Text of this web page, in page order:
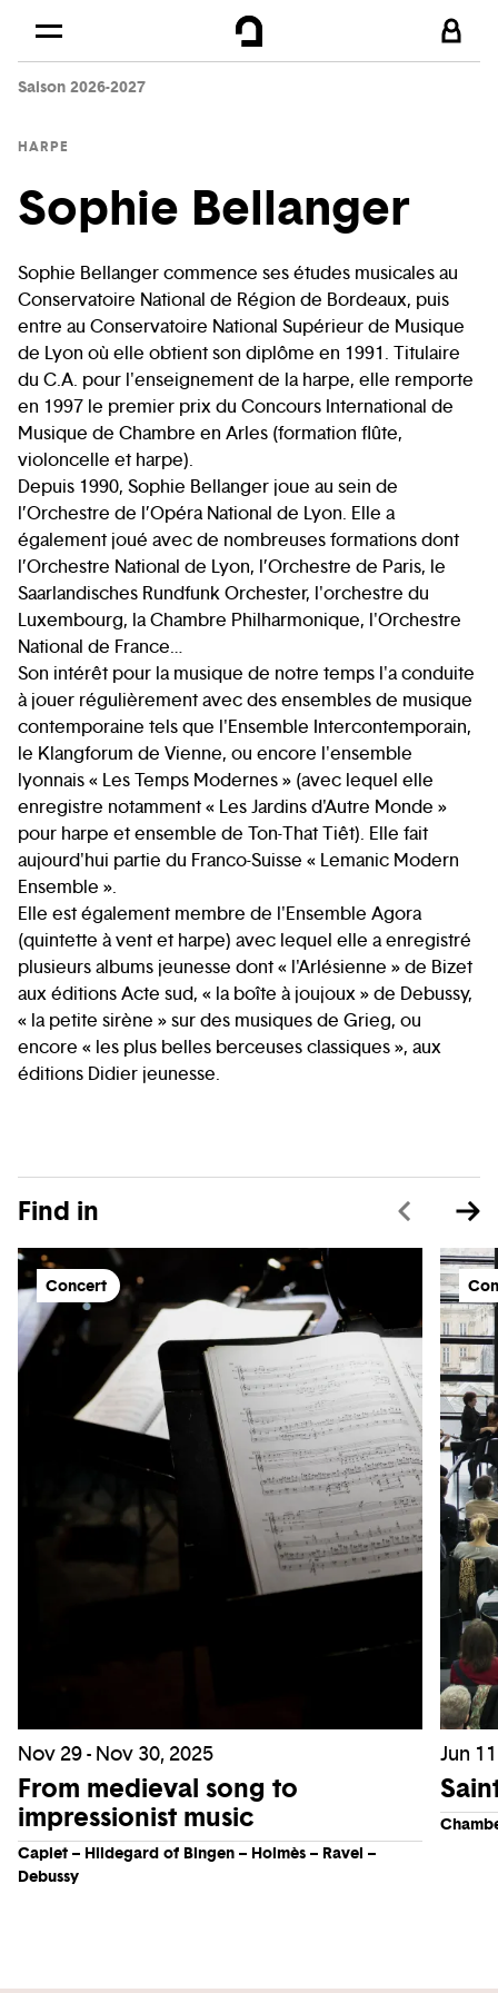
Skip to
Saison 2026-2027
HARPE
Sophie Bellanger
Sophie Bellanger commence ses études musicales au
Conservatoire National de Région de Bordeaux, puis
entre au Conservatoire National Supérieur de Musique
de Lyon où elle obtient son diplôme en 1991. Titulaire
du C.A. pour l'enseignement de la harpe, elle remporte
en 1997 le premier prix du Concours International de
Musique de Chambre en Arles (formation flûte,
violoncelle et harpe).
Depuis 1990, Sophie Bellanger joue au sein de
l’Orchestre de l’Opéra National de Lyon. Elle a
également joué avec de nombreuses formations dont
l’Orchestre National de Lyon, l’Orchestre de Paris, le
Saarlandisches Rundfunk Orchester, l'orchestre du
Luxembourg, la Chambre Philharmonique, l'Orchestre
National de France…
Son intérêt pour la musique de notre temps l'a conduite
à jouer régulièrement avec des ensembles de musique
contemporaine tels que l'Ensemble Intercontemporain,
le Klangforum de Vienne, ou encore l'ensemble
lyonnais « Les Temps Modernes » (avec lequel elle
enregistre notamment « Les Jardins d'Autre Monde »
pour harpe et ensemble de Ton-That Tiêt). Elle fait
aujourd'hui partie du Franco-Suisse « Lemanic Modern
Ensemble ».
Elle est également membre de l'Ensemble Agora
(quintette à vent et harpe) avec lequel elle a enregistré
plusieurs albums jeunesse dont « l'Arlésienne » de Bizet
aux éditions Acte sud, « la boîte à joujoux » de Debussy,
« la petite sirène » sur des musiques de Grieg, ou
encore « les plus belles berceuses classiques », aux
éditions Didier jeunesse.
Find in
Concert
Nov 29 - Nov 30, 2025
From medieval song to
impressionist music
Caplet – Hildegard of Bingen – Holmès – Ravel –
Debussy
Jun